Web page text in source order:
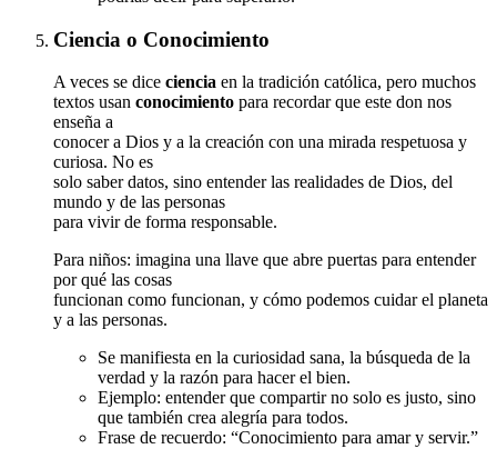
Ciencia o Conocimiento
A veces se dice ciencia en la tradición católica, pero muchos
textos usan conocimiento para recordar que este don nos
enseña a
conocer a Dios y a la creación con una mirada respetuosa y
curiosa. No es
solo saber datos, sino entender las realidades de Dios, del
mundo y de las personas
para vivir de forma responsable.
Para niños: imagina una llave que abre puertas para entender
por qué las cosas
funcionan como funcionan, y cómo podemos cuidar el planeta
y a las personas.
Se manifiesta en la curiosidad sana, la búsqueda de la
verdad y la razón para hacer el bien.
Ejemplo: entender que compartir no solo es justo, sino
que también crea alegría para todos.
Frase de recuerdo: “Conocimiento para amar y servir.”